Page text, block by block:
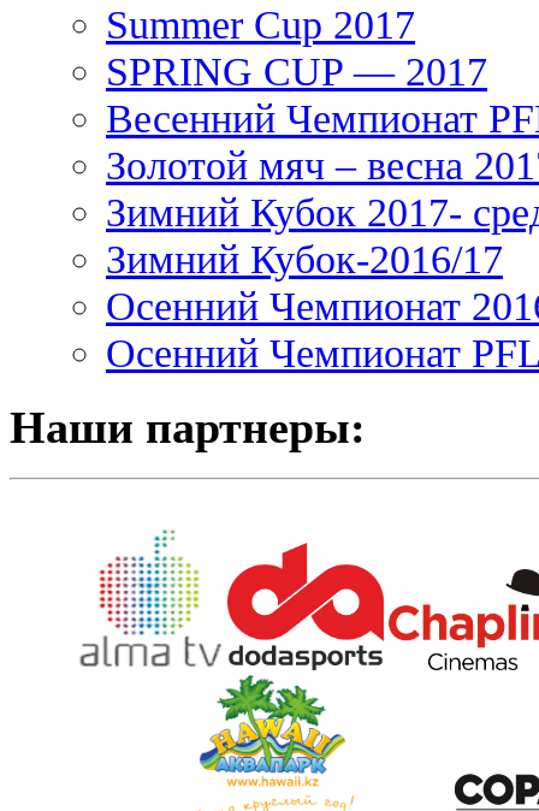
Summer Cup 2017
SPRING CUP — 2017
Весенний Чемпионат
Золотой мяч – весна
Зимний Кубок 2017-
Зимний Кубок-2016/17
Осенний Чемпионат
Осенний Чемпионат
Наши партнеры: